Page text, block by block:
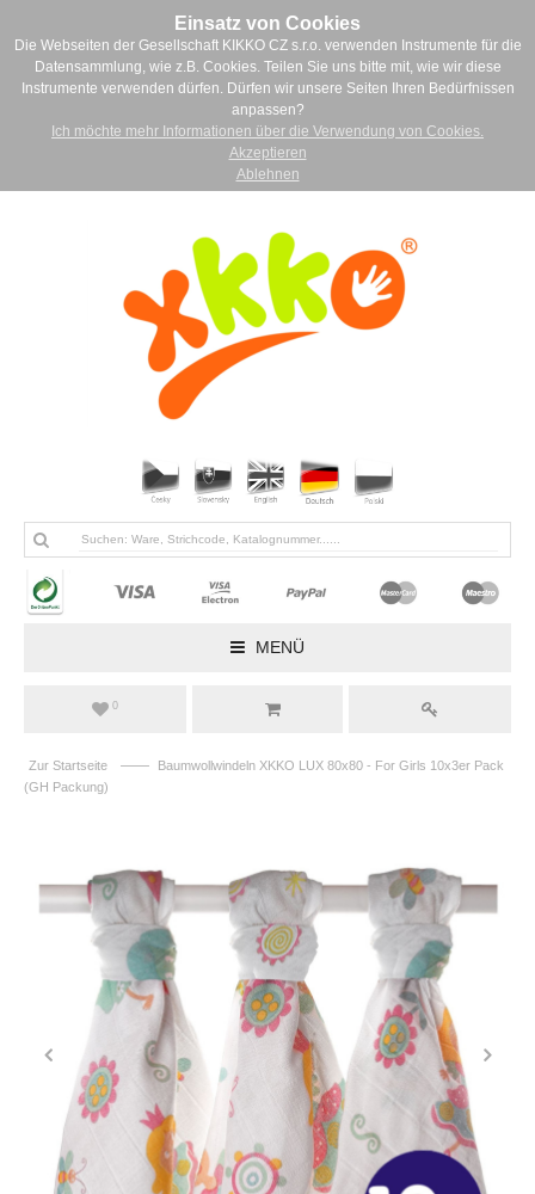
Einsatz von Cookies
Die Webseiten der Gesellschaft KIKKO CZ s.r.o. verwenden Instrumente für die
Datensammlung, wie z.B. Cookies. Teilen Sie uns bitte mit, wie wir diese
Instrumente verwenden dürfen. Dürfen wir unsere Seiten Ihren Bedürfnissen
anpassen?
Ich möchte mehr Informationen über die Verwendung von Cookies.
Akzeptieren
Ablehnen
MENÜ
0
Zur Startseite ——
Baumwollwindeln XKKO LUX 80x80 - For Girls 10x3er Pack
(GH Packung)